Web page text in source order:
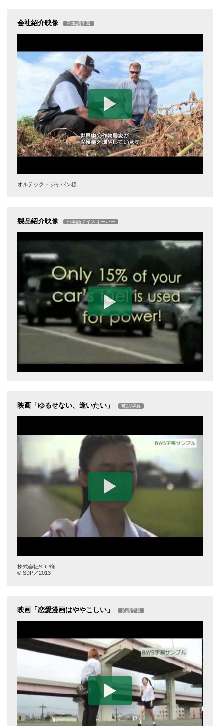
会社紹介映像 日本語字幕
オルテック・ジャパン様
製品紹介映像 日本語ボイスオーバー
映画「ゆるせない、逢いたい」 英語字幕
株式会社SDP様
© SDP／2013
映画「恋愛漫画はややこしい」 英語字幕